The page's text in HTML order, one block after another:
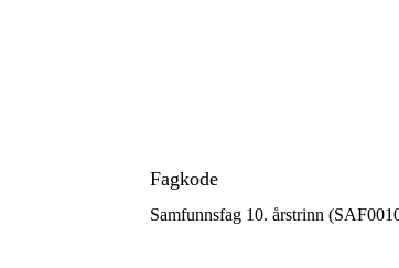
Fagkode
Samfunnsfag 10. årstrinn